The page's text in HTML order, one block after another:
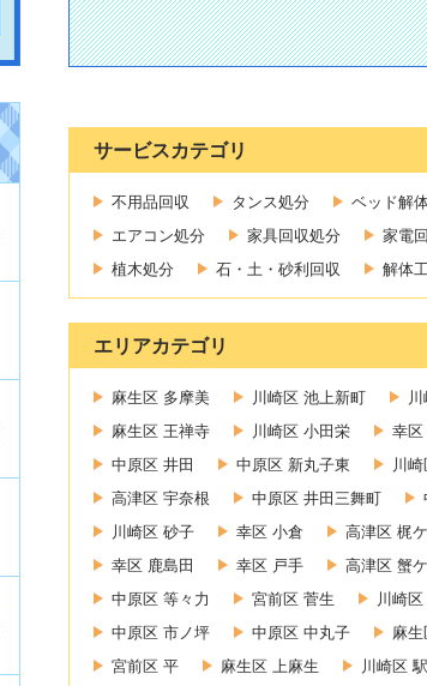
サービスカテゴリ
不用品回収 タンス処分 ベッド解
エアコン処分
家具回収処分 家電
植木処分
石・土・砂利回収 解体
エリアカテゴリ
麻生区 多摩美 川崎区 池上新町
麻生区 王禅寺
川崎区 小田栄 幸区
中原区 井田
中原区 新丸子東 川
高津区 宇奈根
中原区 井田三舞町
川崎区 砂子
幸区 小倉 高津区 梶
幸区 鹿島田
幸区 戸手 高津区 蟹
中原区 等々力
宮前区 菅生 川崎
中原区 市ノ坪
中原区 中丸子 麻
宮前区 平
麻生区 上麻生 川崎区